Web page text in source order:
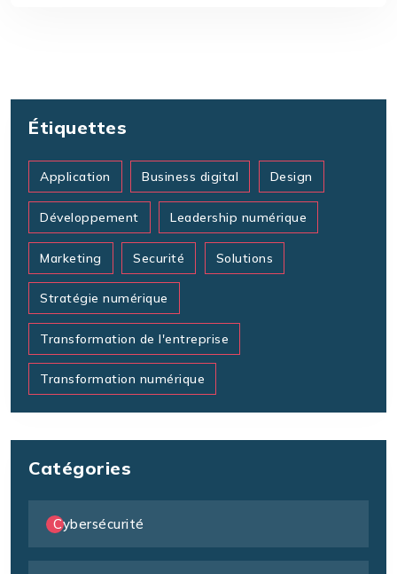
Étiquettes
Application Business digital Design
Développement Leadership numérique
Marketing Securité Solutions
Stratégie numérique
Transformation de l'entreprise
Transformation numérique
Catégories
Cybersécurité